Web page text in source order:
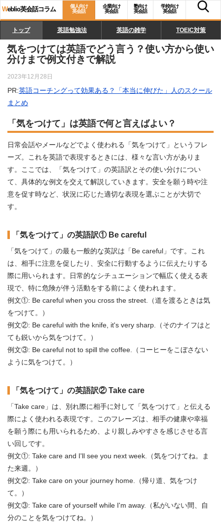
Weblio英会話コラム
個人向け
英会話
企業向け
英会話
塾向け
英会話
学校向け
英会話
トップ 英語勉強法 英語の雑学 TOEIC対策
気をつけては英語でどう言う？使い方から使い
分けまで例文付きで解説
2023年12月28日
PR:英語コーチングって効果ある？「本当に伸びた」人のスクール
まとめ
「気をつけて」は英語で何と言えばよい？
日常会話やメールなどでよく使われる「気をつけて」というフレ
ーズ。これを英語で表現するときには、様々な言い方がありま
す。ここでは、「気をつけて」の英語訳とその使い分けについ
て、具体的な例文を交えて解説していきます。安全を願う時や注
意を促す時など、状況に応じた適切な表現を選ぶことが大切で
す。
「気をつけて」の英語訳① Be careful
「気をつけて」の最も一般的な英訳は「Be careful」です。これ
は、相手に注意を促したり、安全に行動するように伝えたりする
際に用いられます。日常的なシチュエーションで幅広く使える表
現で、特に危険が伴う活動をする前によく使われます。
例文①: Be careful when you cross the street.（道を渡るときは気
をつけて。）
例文②: Be careful with the knife, it's very sharp.（そのナイフはと
ても鋭いから気をつけて。）
例文③: Be careful not to spill the coffee.（コーヒーをこぼさない
ように気をつけて。）
「気をつけて」の英語訳② Take care
「Take care」は、別れ際に相手に対して「気をつけて」と伝える
際によく使われる表現です。このフレーズは、相手の健康や幸福
を願う際にも用いられるため、より親しみやすさを感じさせる言
い回しです。
例文①: Take care and I'll see you next week.（気をつけてね。ま
た来週。）
例文②: Take care on your journey home.（帰り道、気をつけ
て。）
例文③: Take care of yourself while I'm away.（私がいない間、自
分のことを気をつけてね。）